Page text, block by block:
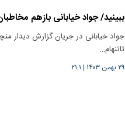
ببینید/ جواد خیابانی بازهم
جواد خیابانی در جریان گزارش دیدار
تاتنهام…
۲۹ بهمن ۱۴۰۳ | ۲۱:۱